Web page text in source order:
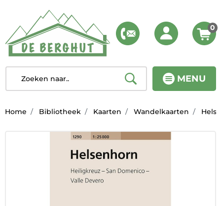
MENU
0
Home Bibliotheek Kaarten Wandelkaarten